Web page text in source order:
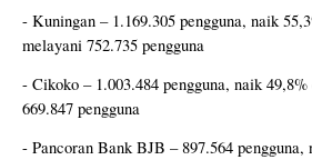
- Kuningan – 1.169.305 pengguna, naik
melayani 752.735 pengguna
- Cikoko – 1.003.484 pengguna, naik
669.847 pengguna
- Pancoran Bank BJB – 897.564 pengguna,